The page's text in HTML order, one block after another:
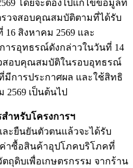
โดยจะต้องไปแก้ไขข้อมูลที่
วจสอบคุณสมบัติตามที่ได้รับ
สิงหาคม 2569 และ
ารอุทธรณ์ดังกล่าวในวันที่ 14
จสอบคุณสมบัติในรอบอุทธรณ์
การประกาศผล และใช้สิทธิ
2569 เป็นต้นไป
ำหรับโครงการฯ
ะยืนยันตัวตนแล้วจะได้รับ
ค่าซื้อสินค้าอุปโภคบริโภคที่
ถุดิบเพื่อเกษตรกรรม จากร้าน